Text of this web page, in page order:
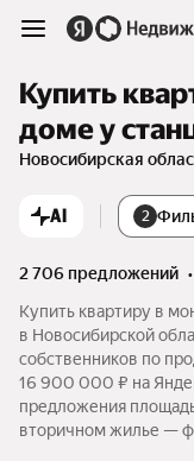
Купить
доме у
Новосибирская
AI 2
2 706 предложений •
Купить квартиру в
в Новосибирской
собственников по
16 900 000 ₽ на
предложения
вторичном жилье —